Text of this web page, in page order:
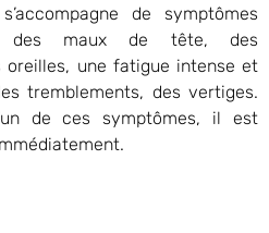
de symptômes
des maux de tête, des
oreilles, une fatigue intense et
tremblements, des vertiges.
de ces symptômes, il est